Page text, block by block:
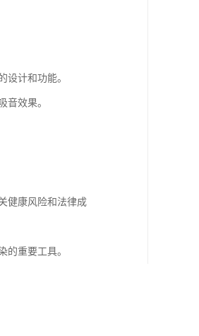
设计和功能。
音效果。
健康风险和法律成
的重要工具。